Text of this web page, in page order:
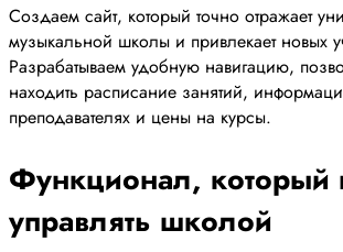
Создаем сайт, который точно отражает
музыкальной школы и привлекает новых
Разрабатываем удобную навигацию,
находить расписание занятий,
преподавателях и цены на курсы.
Функционал, который
управлять школой